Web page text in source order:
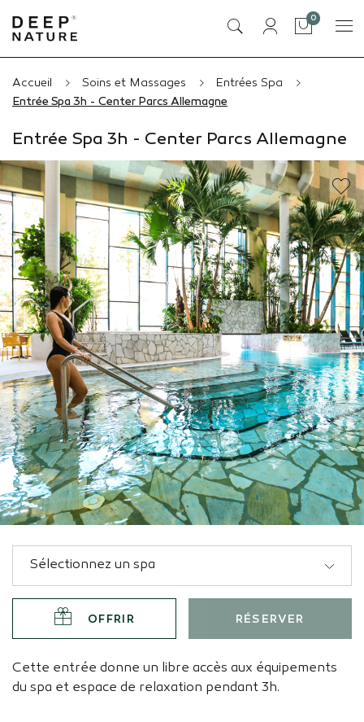
Panier
0articles
Accueil Soins et Massages
Entrées Spa
Entrée Spa 3h - Center Parcs Allemagne
Entrée Spa 3h - Center Parcs Allemagne
OFFRIR RÉSERVER
Cette entrée donne un libre accès aux équipements
du spa et espace de relaxation pendant 3h.